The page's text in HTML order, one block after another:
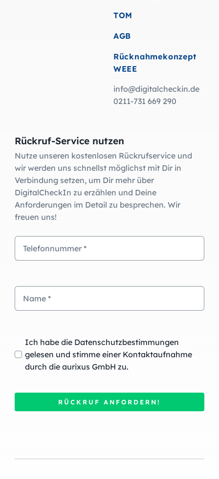
TOM
AGB
Rücknahmekonzept
WEEE
info@digitalcheckin.de
0211-731 669 290
Rückruf-Service nutzen
Nutze unseren kostenlosen Rückrufservice und
wir werden uns schnellst möglichst mit Dir in
Verbindung setzen, um Dir mehr über
DigitalCheckIn zu erzählen und Deine
Anforderungen im Detail zu besprechen. Wir
freuen uns!
Ich habe die Datenschutzbestimmungen
gelesen und stimme einer Kontaktaufnahme
durch die aurixus GmbH zu.
RÜCKRUF ANFORDERN!